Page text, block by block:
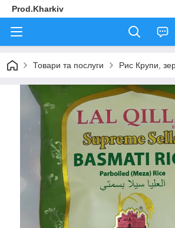
Prod.Kharkiv
Товари та послуги Рис Крупи,